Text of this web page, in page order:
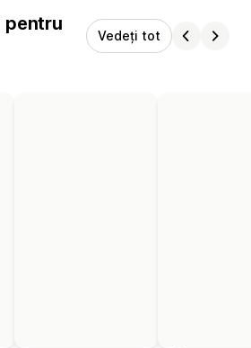
pentru
Vedeți tot